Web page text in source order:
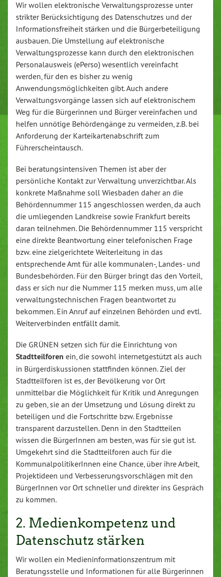
Wir wollen elektronische Verwaltungsprozesse unter
strikter Berücksichtigung des Datenschutzes und der
Informationsfreiheit stärken und die Bürgerbeteiligung
ausbauen. Die Umstellung auf elektronische
Verwaltungsprozesse kann durch den elektronischen
Personalausweis (ePerso) wesentlich vereinfacht
werden, für den es bisher zu wenig
Anwendungsmöglichkeiten gibt. Auch andere
Verwaltungsvorgänge lassen sich auf elektronischem
Weg für die Bürgerinnen und Bürger vereinfachen und
helfen unnötige Behördengänge zu vermeiden, z.B. bei
Anforderung der Karteikartenabschrift zum
Führerscheintausch.
Bei beratungsintensiven Themen ist aber der
persönliche Kontakt zur Verwaltung unverzichtbar. Als
konkrete Maßnahme soll Wiesbaden daher an die
Behördennummer 115 angeschlossen werden, da auch
die umliegenden Landkreise sowie Frankfurt bereits
daran teilnehmen. Die Behördennummer 115 verspricht
eine direkte Beantwortung einer telefonischen Frage
bzw. eine zielgerichtete Weiterleitung in das
entsprechende Amt für alle kommunalen-, Landes- und
Bundesbehörden. Für den Bürger bringt das den Vorteil,
dass er sich nur die Nummer 115 merken muss, um alle
verwaltungstechnischen Fragen beantwortet zu
bekommen. Ein Anruf auf einzelnen Behörden und evtl.
Weiterverbinden entfällt damit.
Die GRÜNEN setzen sich für die Einrichtung von
Stadtteilforen ein, die sowohl internetgestützt als auch
in Bürgerdiskussionen stattfinden können. Ziel der
Stadtteilforen ist es, der Bevölkerung vor Ort
unmittelbar die Möglichkeit für Kritik und Anregungen
zu geben, sie an der Umsetzung und Lösung direkt zu
beteiligen und die Fortschritte bzw. Ergebnisse
transparent darzustellen. Denn in den Stadtteilen
wissen die BürgerInnen am besten, was für sie gut ist.
Umgekehrt sind die Stadtteilforen auch für die
KommunalpolitikerInnen eine Chance, über ihre Arbeit,
Projektideen und Verbesserungsvorschlägen mit den
BürgerInnen vor Ort schneller und direkter ins Gespräch
zu kommen.
2. Medienkompetenz und
Datenschutz stärken
Wir wollen ein Medieninformationszentrum mit
Beratungsstelle und Informationen für alle Bürgerinnen